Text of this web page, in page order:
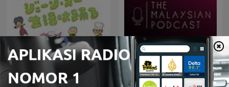
ジェーン・スー 生活は踊
る
Malaysia Podcast